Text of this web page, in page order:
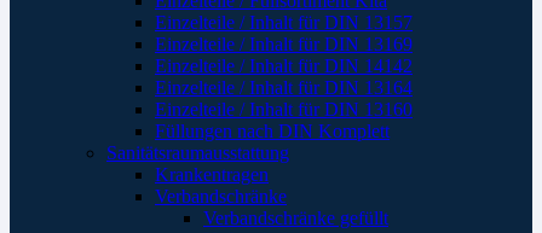
Einzelteile / Inhalt für DIN 13157
Einzelteile / Inhalt für DIN 13169
Einzelteile / Inhalt für DIN 14142
Einzelteile / Inhalt für DIN 13164
Einzelteile / Inhalt für DIN 13160
Füllungen nach DIN Komplett
Sanitätsraumausstattung
Krankentragen
Verbandschränke
Verbandschränke gefüllt